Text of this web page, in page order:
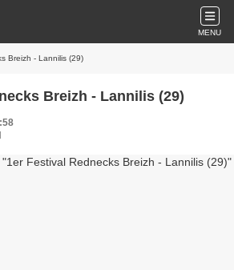
MENU
Breizh - Lannilis (29)
Breizh - Lannilis (29)